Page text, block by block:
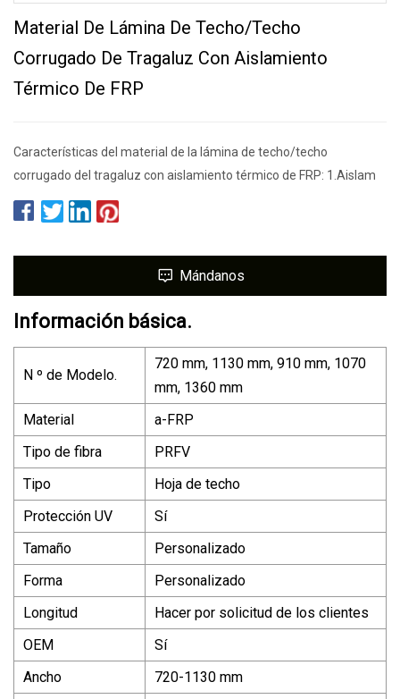
Material De Lámina De Techo/techo
Corrugado De Tragaluz Con Aislamiento
Térmico De FRP
Características del material de la lámina de techo/techo
corrugado del tragaluz con aislamiento térmico de FRP: 1.Aislam
Mándanos
Información básica.
N º de Modelo.
720 mm, 1130 mm, 910 mm, 1070
mm, 1360 mm
Material
a-FRP
Tipo de fibra
PRFV
Tipo
Hoja de techo
Protección UV
Sí
Tamaño
Personalizado
Forma
Personalizado
Longitud
Hacer por solicitud de los clientes
OEM
Sí
Ancho
720-1130 mm